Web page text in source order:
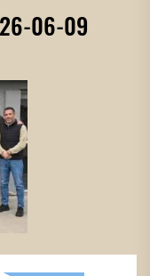
06-09